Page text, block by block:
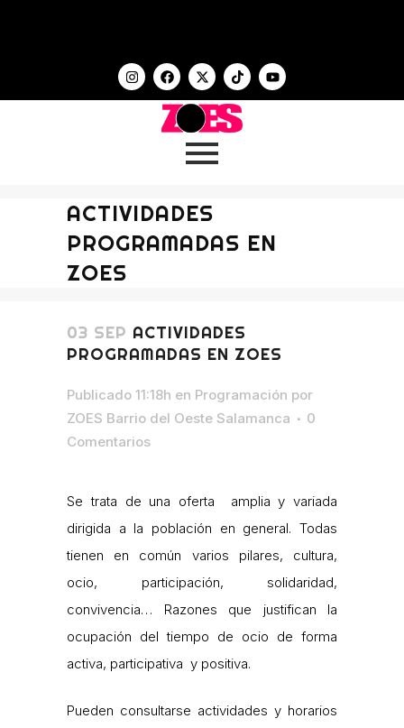
ACTIVIDADES
PROGRAMADAS EN
ZOES
03 SEP ACTIVIDADES
PROGRAMADAS EN ZOES
Publicado 11:18h en Programación por
ZOES Barrio del Oeste Salamanca
0
Comentarios
Se trata de una oferta amplia y variada
dirigida a la población en general. Todas
tienen en común varios pilares, cultura,
ocio, participación, solidaridad,
convivencia… Razones que justifican la
ocupación del tiempo de ocio de forma
activa, participativa y positiva.
Pueden consultarse actividades y horarios